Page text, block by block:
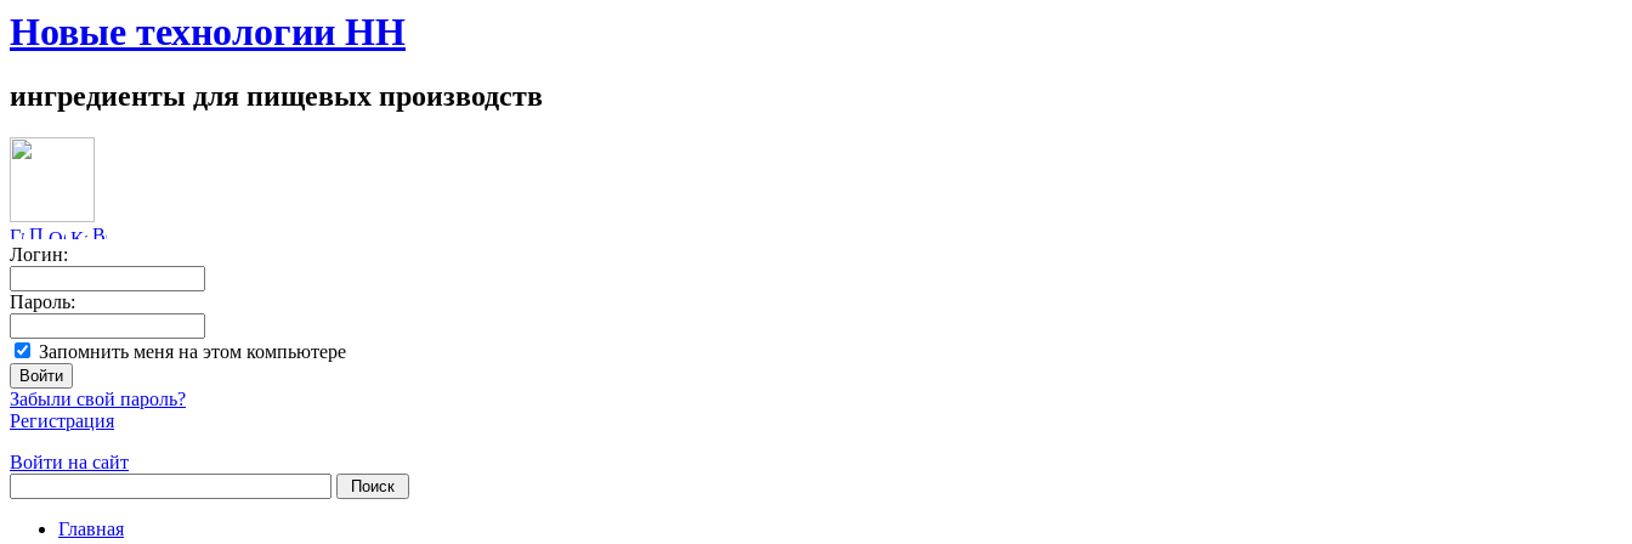
Новые технологии НН
ингредиенты для пищевых производств
Логин:
Пароль:
Запомнить меня на этом компьютере
Забыли свой пароль?
Регистрация
Войти на сайт
Главная